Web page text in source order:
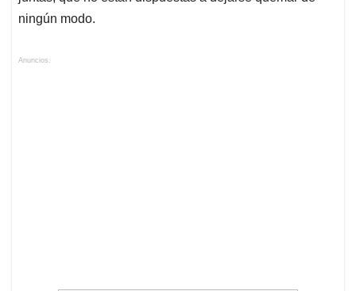
ningún modo.
Anuncios.